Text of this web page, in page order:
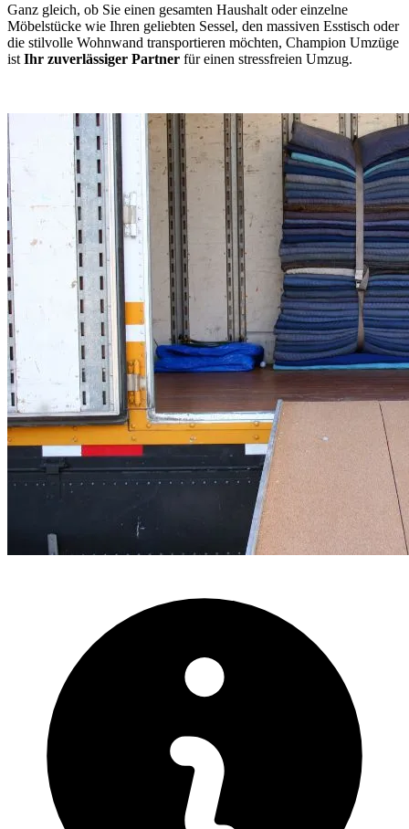
Ganz gleich, ob Sie einen gesamten Haushalt oder einzelne
Möbelstücke wie Ihren geliebten Sessel, den massiven Esstisch oder
die stilvolle Wohnwand transportieren möchten, Champion Umzüge
ist Ihr zuverlässiger Partner für einen stressfreien Umzug.